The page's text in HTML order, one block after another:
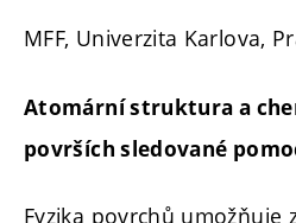
MFF, Univerzita Karlova,
Atomární struktura a
površích sledované
Fyzika povrchů umožňuje